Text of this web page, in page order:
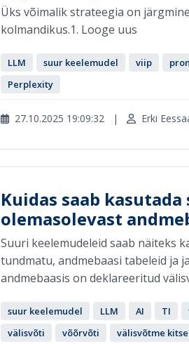
Üks võimalik strateegia on
kolmandikus.1. Looge uus
LLM suur keelemudel viip
Perplexity
27.10.2025 19:09:32 | Erki
Kuidas saab
olemasolevast
Suuri keelemudeleid saab näiteks
tundmatu, andmebaasi tabeleid ja
andmebaasis on deklareeritud
suur keelemudel LLM AI TI
välisvõti
võõrvõti välisvõtme